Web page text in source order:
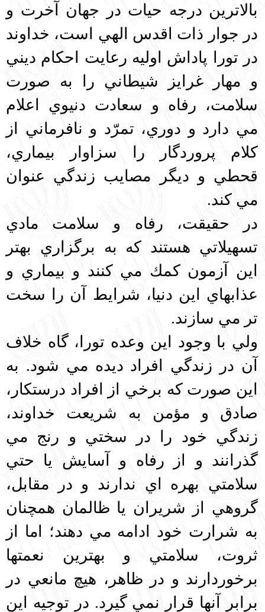
بالاترين درجه حيات در جهان آخرت و
در جوار ذات اقدس الهي است، خداوند
در تورا پاداش اوليه رعايت احكام ديني
و مهار غرايز شيطاني را به صورت
سلامت، رفاه و سعادت دنيوي اعلام
مي دارد و دوري، تمرّد و نافرماني از
كلام پروردگار را سزاوار بيماري،
قحطي و ديگر مصايب زندگي عنوان
مي كند.
در حقيقت، رفاه و سلامت مادي
تسهيلاتي هستند كه به برگزاري بهتر
اين آزمون كمك مي كنند و بيماري و
عذابهاي اين دنيا، شرايط آن را سخت
تر مي سازند.
ولي با وجود اين وعده تورا، گاه خلاف
آن در زندگي افراد ديده مي شود. به
اين صورت كه برخي از افراد درستكار،
صادق و مؤمن به شريعت خداوند،
زندگي خود را در سختي و رنج مي
گذرانند و از رفاه و آسايش يا حتي
سلامتي بهره‌ اي ندارند و در مقابل،
گروهي از شريران يا ظالمان همچنان
به شرارت خود ادامه مي دهند؛ اما از
ثروت، سلامتي و بهترين نعمتها
برخوردارند و در ظاهر، هيچ مانعي در
برابر آنها قرار نمي گيرد. در توجيه اين